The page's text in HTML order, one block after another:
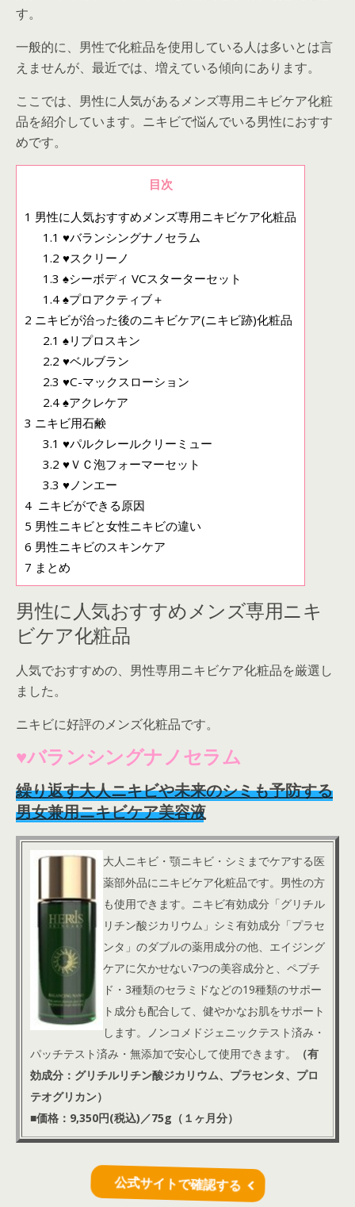
す。
一般的に、男性で化粧品を使用している人は多いとは言
えませんが、最近では、増えている傾向にあります。
ここでは、男性に人気があるメンズ専用ニキビケア化粧
品を紹介しています。ニキビで悩んでいる男性におすす
めです。
目次
1 男性に人気おすすめメンズ専用ニキビケア化粧品
1.1 ♥バランシングナノセラム
1.2 ♥スクリーノ
1.3 ♠シーボディ VCスターターセット
1.4♠プロアクティブ＋
2 ニキビが治った後のニキビケア(ニキビ跡)化粧品
2.1 ♠リプロスキン
2.2 ♥ベルブラン
2.3 ♥C-マックスローション
2.4♠アクレケア
3 ニキビ用石鹸
3.1 ♥パルクレールクリーミュー
3.2 ♥ＶＣ泡フォーマーセット
3.3 ♥ノンエー
4 ニキビができる原因
5 男性ニキビと女性ニキビの違い
6 男性ニキビのスキンケア
7 まとめ
男性に人気おすすめメンズ専用ニキ
ビケア化粧品
人気でおすすめの、男性専用ニキビケア化粧品を厳選し
ました。
ニキビに好評のメンズ化粧品です。
♥バランシングナノセラム
繰り返す大人ニキビや未来のシミも予防する
男女兼用ニキビケア美容液
大人ニキビ・顎ニキビ・シミまでケアする医
薬部外品にニキビケア化粧品です。男性の方
も使用できます。ニキビ有効成分「グリチル
リチン酸ジカリウム」シミ有効成分「プラセ
ンタ」のダブルの薬用成分の他、エイジング
ケアに欠かせない7つの美容成分と、ペプチ
ド・3種類のセラミドなどの19種類のサポー
ト成分も配合して、健やかなお肌をサポート
します。ノンコメドジェニックテスト済み・
パッチテスト済み・無添加で安心して使用できます。
（有
効成分：グリチルリチン酸ジカリウム、プラセンタ、プロ
テオグリカン）
■価格：9,350円(税込)／75g（１ヶ月分）
公式サイトで確認する